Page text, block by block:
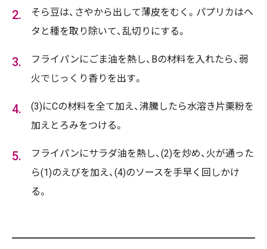
そら豆は、さやから出して薄皮をむく。パプリカはヘ
タと種を取り除いて、乱切りにする。
フライパンにごま油を熱し、Bの材料を入れたら、弱
火でじっくり香りを出す。
(3)にCの材料を全て加え、沸騰したら水溶き片栗粉を
加えとろみをつける。
フライパンにサラダ油を熱し、(2)を炒め、火が通った
ら(1)のえびを加え、(4)のソースを手早く回しかけ
る。